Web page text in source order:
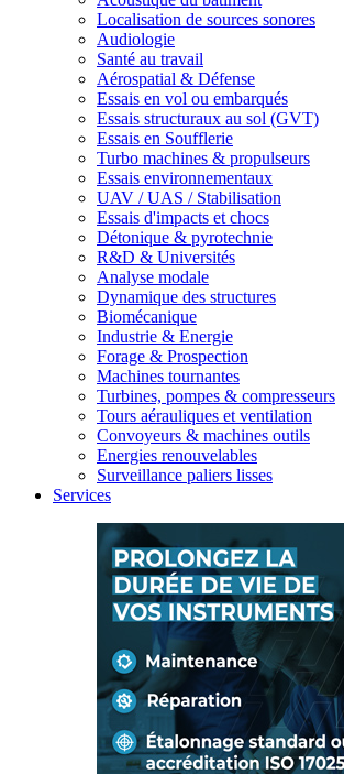
Localisation de sources sonores
Audiologie
Santé au travail
Aérospatial & Défense
Essais en vol ou embarqués
Essais structuraux au sol (GVT)
Essais en Soufflerie
Turbo machines & propulseurs
Essais environnementaux
UAV / UAS / Stabilisation
Essais d'impacts et chocs
Détonique & pyrotechnie
R&D & Universités
Analyse modale
Dynamique des structures
Biomécanique
Industrie & Energie
Forage & Prospection
Machines tournantes
Turbines, pompes & compresseurs
Tours aérauliques et ventilation
Convoyeurs & machines outils
Energies renouvelables
Surveillance paliers lisses
Services